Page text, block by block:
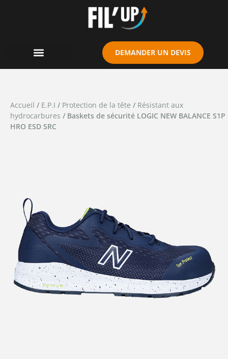
DEMANDER UN DEVIS
Accueil / E.P.I / Protection de la tête / Résistant aux
hydrocarbures / Baskets de sécurité LOGIC NEW BALANCE S1P
HRO ESD SRC
Cookies management panel